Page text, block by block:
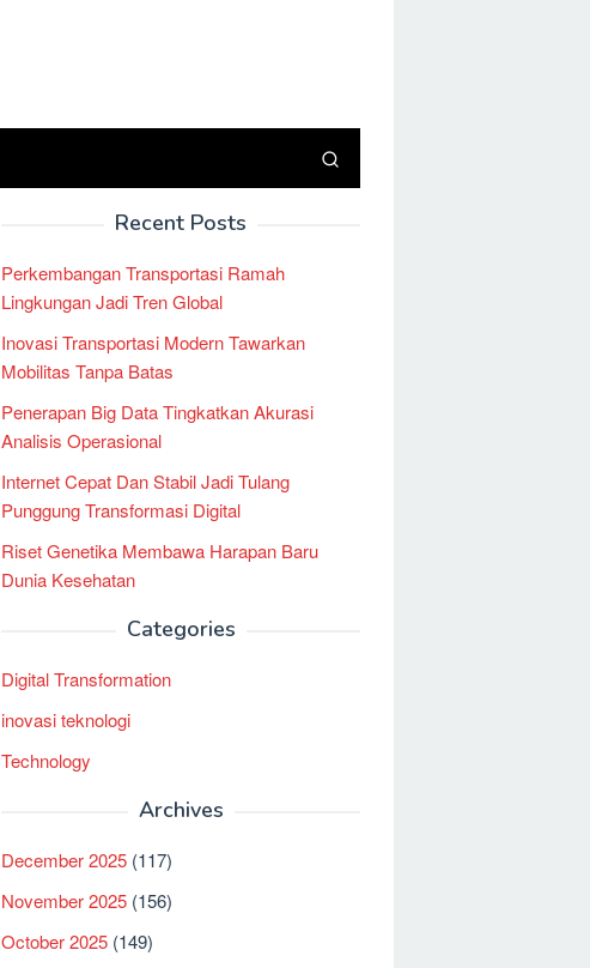
Recent Posts
Perkembangan Transportasi Ramah
Lingkungan Jadi Tren Global
Inovasi Transportasi Modern Tawarkan
Mobilitas Tanpa Batas
Penerapan Big Data Tingkatkan Akurasi
Analisis Operasional
Internet Cepat Dan Stabil Jadi Tulang
Punggung Transformasi Digital
Riset Genetika Membawa Harapan Baru
Dunia Kesehatan
Categories
Digital Transformation
inovasi teknologi
Technology
Archives
December 2025 (117)
November 2025 (156)
October 2025 (149)